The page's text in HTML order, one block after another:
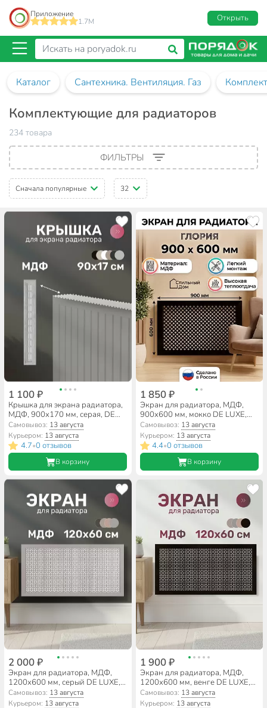
Приложение
1.7M
Открыть
Каталог Сантехника. Вентиляция. Газ
Комплектующие для радиаторов
234 товара
ФИЛЬТРЫ
Сначала популярные 32
1 100 ₽
Крышка для экрана радиатора,
МДФ, 900х170 мм, серая, DE
LUXE, Стильный Дом
Самовывоз: 13 августа
Курьером: 13 августа
4.7•0 отзывов
В корзину
1 850 ₽
Экран для радиатора, МДФ,
900х600 мм, мокко DE LUXE,
Глория, Стильный Дом
Самовывоз: 13 августа
Курьером: 13 августа
4.4•0 отзывов
В корзину
2 000 ₽
Экран для радиатора, МДФ,
1200х600 мм, серый DE LUXE,
Дамаско, Стильный Дом
Самовывоз: 13 августа
Курьером: 13 августа
1 900 ₽
Экран для радиатора, МДФ,
1200х600 мм, венге DE LUXE,
Дамаско, Стильный Дом
Самовывоз: 13 августа
Курьером: 13 августа